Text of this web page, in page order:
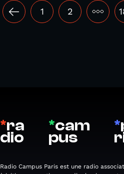
1 2 •••
*ra
dio
*cam
pus
*
Radio Campus Paris est une radio